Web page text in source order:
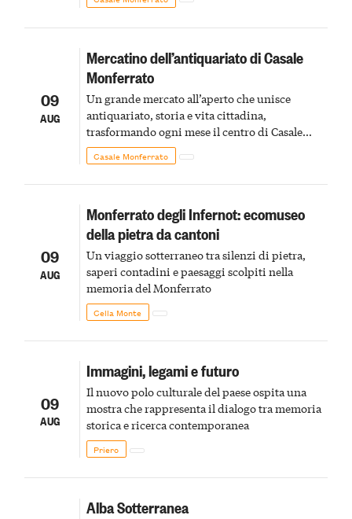
09
AUG
Mercatino dell’antiquariato di Casale
Monferrato
Un grande mercato all’aperto che unisce
antiquariato, storia e vita cittadina,
trasformando ogni mese il centro di Casale
Monferrato in un luogo di scoperta e racconto
Casale Monferrato
09
AUG
Monferrato degli Infernot: ecomuseo
della pietra da cantoni
Un viaggio sotterraneo tra silenzi di pietra,
saperi contadini e paesaggi scolpiti nella
memoria del Monferrato
Cella Monte
09
AUG
Immagini, legami e futuro
Il nuovo polo culturale del paese ospita una
mostra che rappresenta il dialogo tra memoria
storica e ricerca contemporanea
Priero
Alba Sotterranea